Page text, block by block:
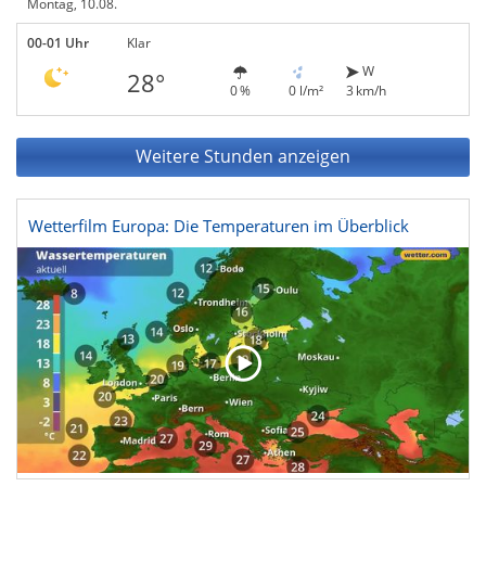
Montag, 10.08.
00-01 Uhr Klar
28° 0 % 0 l/m²
W
3 km/h
Weitere Stunden anzeigen
Wetterfilm Europa: Die Temperaturen im Überblick